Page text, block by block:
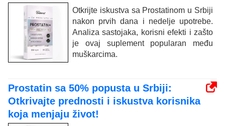
Otkrijte iskustva sa Prostatinom u Srbiji
nakon prvih dana i nedelje upotrebe.
Analiza sastojaka, korisni efekti i zašto
je ovaj suplement popularan među
muškarcima.
Prostatin sa 50% popusta u Srbiji:
Otkrivajte prednosti i iskustva korisnika
koja menjaju život!